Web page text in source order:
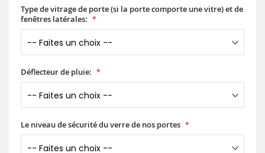
Type de vitrage de porte (si la porte comporte une vitre) et de
fenêtres latérales:
Déflecteur de pluie:
Le niveau de sécurité du verre de nos portes